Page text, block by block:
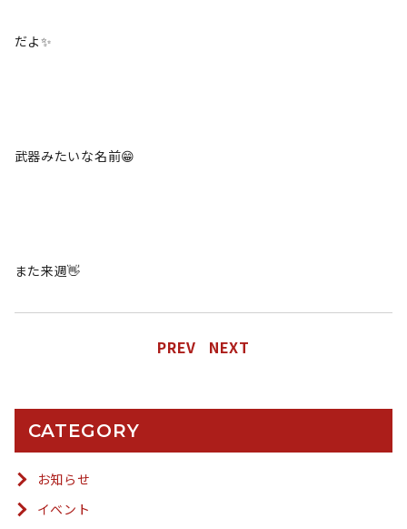
だよ✨
武器みたいな名前😁
また来週👋
PREV NEXT
CATEGORY
お知らせ
イベント